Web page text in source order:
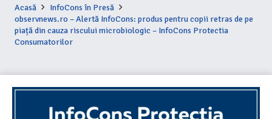
Acasă
InfoCons în Presă
observnews.ro – Alertă InfoCons: produs pentru copii retras de pe
piață din cauza riscului microbiologic – InfoCons Protectia
Consumatorilor